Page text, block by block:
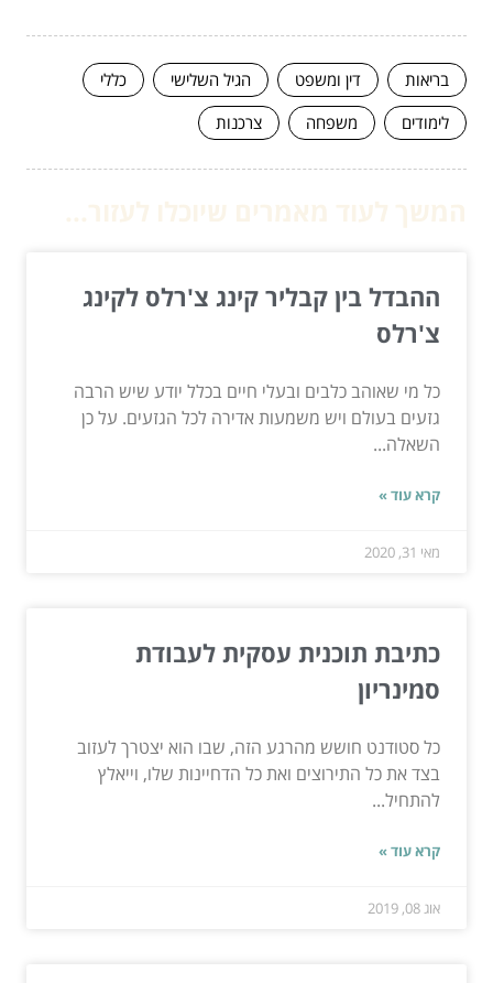
בריאות דין ומשפט הגיל השלישי
כללי
לימודים
משפחה צרכנות
ההבדל בין קבליר קינג צ'רלס לקינג
צ'רלס
כל מי שאוהב כלבים ובעלי חיים בכלל יודע שיש הרבה
גזעים בעולם ויש משמעות אדירה לכל הגזעים. על כן
השאלה...
קרא עוד »
מאי 31, 2020
כתיבת תוכנית עסקית לעבודת
סמינריון
כל סטודנט חושש מהרגע הזה, שבו הוא יצטרך לעזוב
בצד את כל התירוצים ואת כל הדחיינות שלו, וייאלץ
להתחיל...
קרא עוד »
אוג 08, 2019